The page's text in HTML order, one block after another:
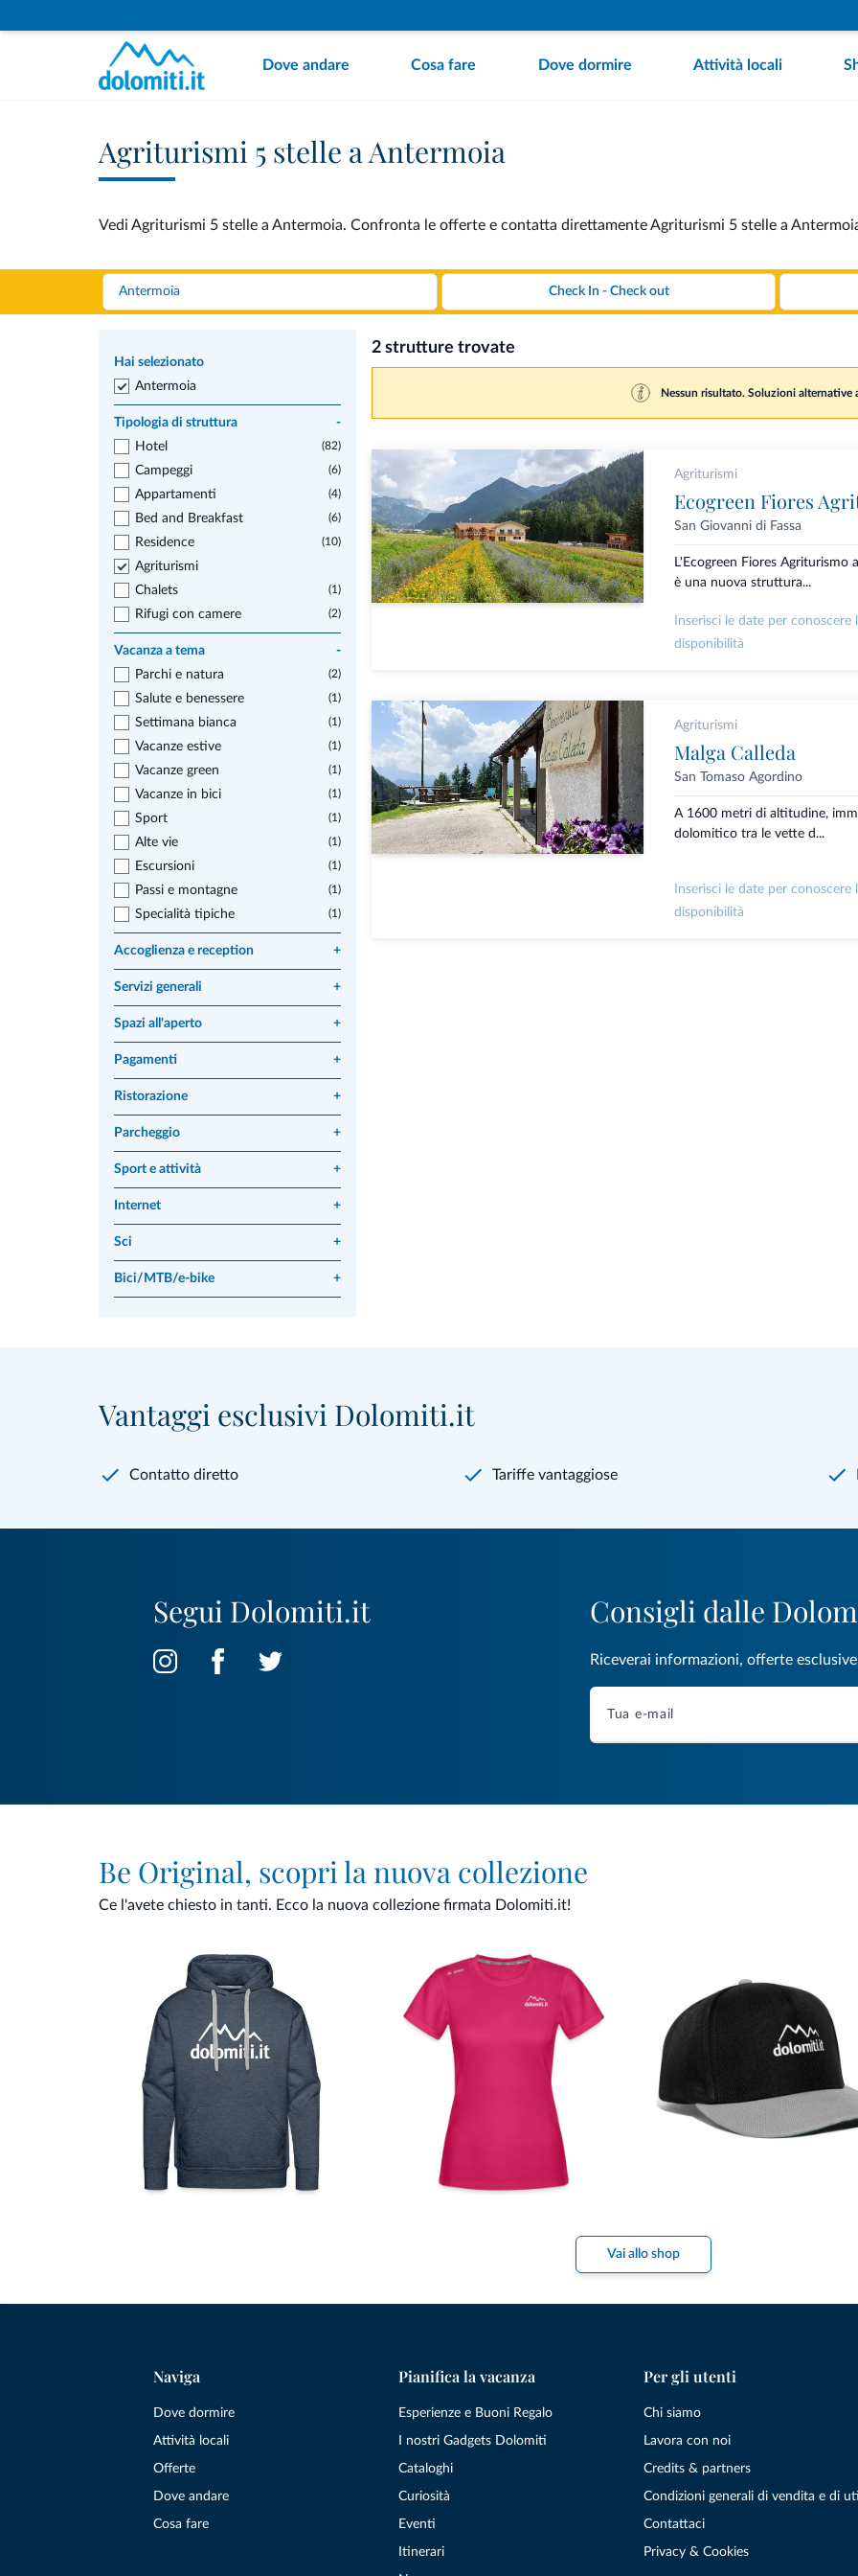
Dove andare Cosa fare Dove dormire Attività locali
Agriturismi 5 stelle a Antermoia
Vedi Agriturismi 5 stelle a Antermoia. Confronta le offerte e contatta direttamente Agriturismi 5 stelle a
Hai selezionato
Antermoia
Tipologia di struttura
-
Hotel
(82)
Campeggi (6)
Appartamenti (4)
Bed and Breakfast (6)
Residence (10)
Agriturismi
Chalets
(1)
Rifugi con camere (2)
Vacanza a tema
-
Parchi e natura
(2)
Salute e benessere (1)
Settimana bianca (1)
Vacanze estive (1)
Vacanze green (1)
Vacanze in bici (1)
Sport (1)
Alte vie (1)
Escursioni (1)
Passi e montagne (1)
Specialità tipiche (1)
Accoglienza e reception +
Servizi generali +
Spazi all'aperto +
Pagamenti +
Ristorazione +
Parcheggio +
Sport e attività +
Internet +
Sci +
Bici/MTB/e-bike +
2 strutture trovate
Nessun risultato. Soluzioni alternative
Agriturismi
Ecogreen Fiores
San Giovanni di Fassa
L'Ecogreen Fiores Agriturismo
è una nuova struttura...
Inserisci le date per conoscere
disponibilità
Agriturismi
Malga Calleda
San Tomaso Agordino
A 1600 metri di altitudine,
dolomitico tra le vette d...
Inserisci le date per conoscere
disponibilità
Vantaggi esclusivi Dolomiti.it
Contatto diretto Tariffe vantaggiose
Segui Dolomiti.it Consigli dalle
Riceverai informazioni, offerte
Be Original, scopri la nuova collezione
Ce l'avete chiesto in tanti. Ecco la nuova collezione firmata Dolomiti.it!
Vai allo shop
Naviga
Dove dormire
Attività locali
Offerte
Dove andare
Cosa fare
Pianifica la vacanza
Esperienze e Buoni Regalo
I nostri Gadgets Dolomiti
Cataloghi
Curiosità
Eventi
Itinerari
Per gli utenti
Chi siamo
Lavora con noi
Credits & partners
Condizioni generali di vendita e di
Contattaci
Privacy & Cookies